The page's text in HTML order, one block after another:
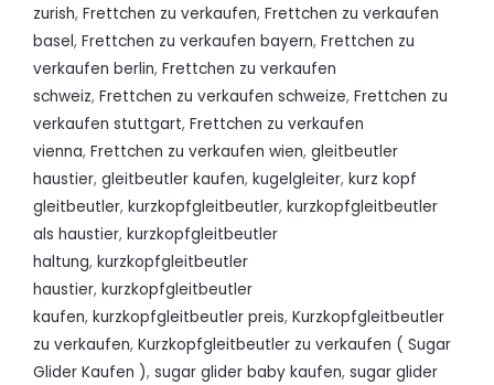
zurish, Frettchen zu verkaufen, Frettchen zu verkaufen
basel, Frettchen zu verkaufen bayern, Frettchen zu
verkaufen berlin, Frettchen zu verkaufen
schweiz, Frettchen zu verkaufen schweize, Frettchen zu
verkaufen stuttgart, Frettchen zu verkaufen
vienna, Frettchen zu verkaufen wien, gleitbeutler
haustier, gleitbeutler kaufen, kugelgleiter, kurz kopf
gleitbeutler, kurzkopfgleitbeutler, kurzkopfgleitbeutler
als haustier, kurzkopfgleitbeutler
haltung, kurzkopfgleitbeutler
haustier, kurzkopfgleitbeutler
kaufen, kurzkopfgleitbeutler preis, Kurzkopfgleitbeutler
zu verkaufen, Kurzkopfgleitbeutler zu verkaufen ( Sugar
Glider Kaufen ), sugar glider baby kaufen, sugar glider